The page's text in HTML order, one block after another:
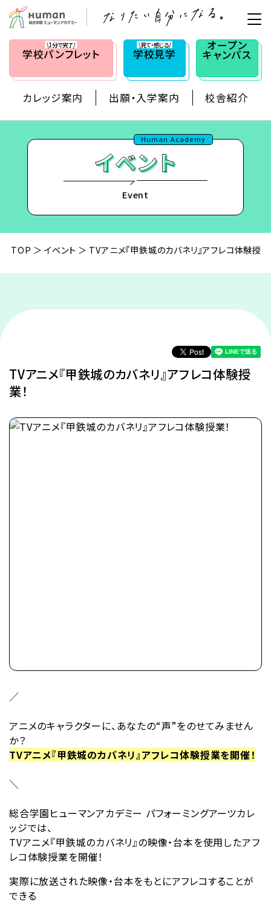
\1分で完了/
学校パンフレット
\見て・感じる/
学校見学
オープン
キャンパス
カレッジ案内 出願・入学案内 校舎紹介
Human Academy
Event
TOP イベント TVアニメ『甲鉄城のカバネリ』アフレコ体験授業
TVアニメ『甲鉄城のカバネリ』アフレコ体験授
業！
／
アニメのキャラクターに、あなたの“声”をのせてみません
か？
TVアニメ『甲鉄城のカバネリ』アフレコ体験授業を開催！
＼
総合学園ヒューマンアカデミー パフォーミングアーツカレ
ッジでは、
TVアニメ『甲鉄城のカバネリ』の映像・台本を使用したアフ
レコ体験授業を開催！
実際に放送された映像・台本をもとにアフレコすることが
できる